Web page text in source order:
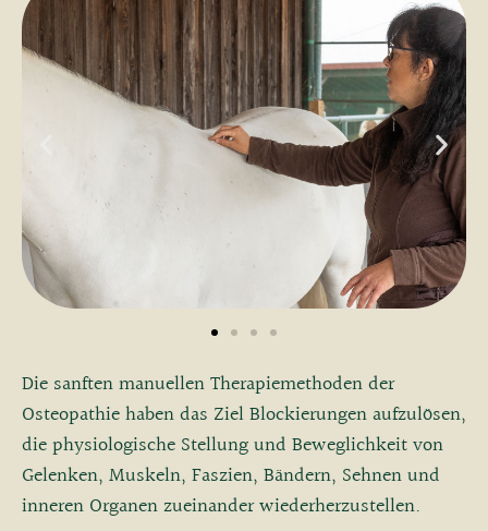
Die sanften manuellen Therapiemethoden der
Osteopathie haben das Ziel Blockierungen aufzulösen,
die physiologische Stellung und Beweglichkeit von
Gelenken, Muskeln, Faszien, Bändern, Sehnen und
inneren Organen zueinander wiederherzustellen.